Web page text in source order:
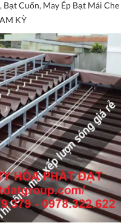
Cuốn, May Ép Bạt Mái Che
KỲ